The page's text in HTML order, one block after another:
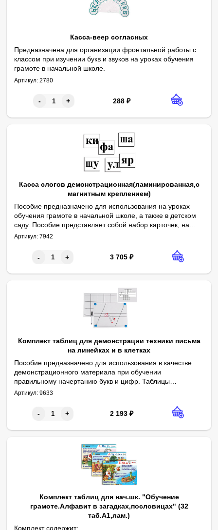
Касса-веер согласных
Предназначена для организации фронтальной работы с
классом при изучении букв и звуков на уроках обучения
грамоте в начальной школе.
Изготовлена из пластмассы. Представляет собой комплект
Позволяет учителю при организации фронтальной работы
Артикул: 2780
- + 288 ₽
Касса слогов демонстрационная(ламинированная,с
магнитным креплением)
Пособие предназначено для использования на уроках
обучения грамоте в начальной школе, а также в детском
саду. Пособие представляет собой набор карточек, на
которых напечатаны двухбуквенные открытые и закрытые
Габаритные размеры в упаковке (дл.*шир.*выс.), см: 30,5*22*3.
Комплектность: карточки с двухбуквенными слогами – 160
Авторы: К.М. Тихомирова, Т.Н. Харламова.
Артикул: 7942
- + 3 705 ₽
Комплект таблиц для демонстрации техники письма
на линейках и в клетках
Пособие предназначено для использования в качестве
демонстрационного материала при обучении
правильному начертанию букв и цифр. Таблицы
напечатаны на двух листах формата А3 (двусторонняя
для демонстрации техники письма букв на узких линейках,
таблица для демонстрации техники письма букв на
демонстрации правильного оформления математических
записей. Таблицы ламинированы глянцевой пленкой,
применяются по принципу "пиши–стирай". Используется
маркер для белых досок. Написанное стирается сухой
Габаритные размеры в упаковке (дл.*шир.*выс.), см: 30*42*2.
В комплект входят: демонстрационные таблицы – 4 шт.,
Автор: Т.В. Комлева.
Артикул: 9633
- + 2 193 ₽
Комплект таблиц для нач.шк. "Обучение
грамоте.Алфавит в загадках,пословицах" (32
таб.А1,лам.)
Комплект содержит: